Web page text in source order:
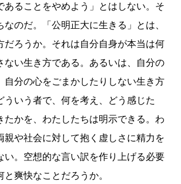
あることをやめよう」とはしない。そ
のだ。「公明正大に生きる」とは、
だろうか。それは自分自身が本当は何
ない生き方である。あるいは、自分の
自分の心をごまかしたりしない生き方
ういう者で、何を考え、どう感じた
たかを、わたしたちは明示できる。わ
親や社会に対して抱く虚しさに精力を
い。空想的な言い訳を作り上げる必要
と爽快なことだろうか。